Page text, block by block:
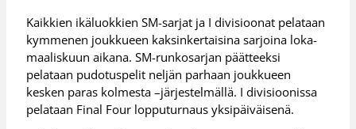
Kaikkien ikäluokkien SM-sarjat ja I divisioonat pelataan
kymmenen joukkueen kaksinkertaisina sarjoina loka-
maaliskuun aikana. SM-runkosarjan päätteeksi
pelataan pudotuspelit neljän parhaan joukkueen
kesken paras kolmesta –järjestelmällä. I divisioonissa
pelataan Final Four lopputurnaus yksipäiväisenä.